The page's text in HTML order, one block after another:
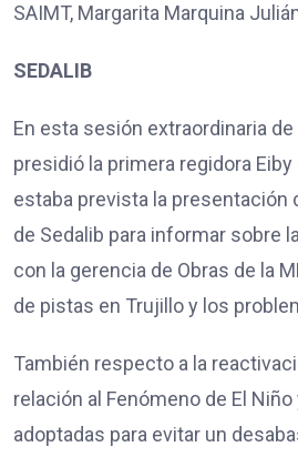
SAIMT, Margarita Marquina
SEDALIB
En esta sesión extraordinaria
presidió la primera regidora
estaba prevista la presentación
de Sedalib para informar sobre
con la gerencia de Obras de la
de pistas en Trujillo y los
También respecto a la
relación al Fenómeno de El
adoptadas para evitar un